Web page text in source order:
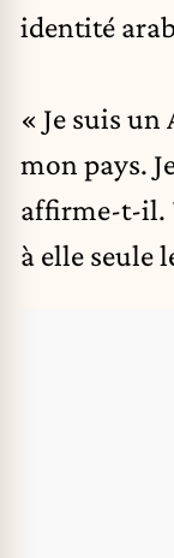
identité
« Je suis un
mon pays.
affirme-t-il.
à elle seule